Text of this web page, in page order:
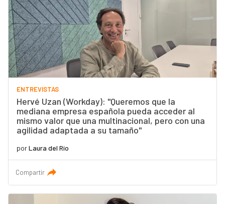
ENTREVISTAS
Hervé Uzan (Workday): "Queremos que la
mediana empresa española pueda acceder al
mismo valor que una multinacional, pero con una
agilidad adaptada a su tamaño"
porLaura del Río
Compartir